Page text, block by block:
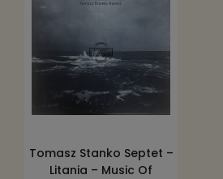
Tomasz Stanko Septet –
Litania ‎– Music Of